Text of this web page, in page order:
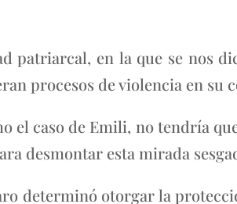
patriarcal, en la que se nos
procesos de violencia en su
el caso de Emili, no tendría
desmontar esta mirada
determinó otorgar la